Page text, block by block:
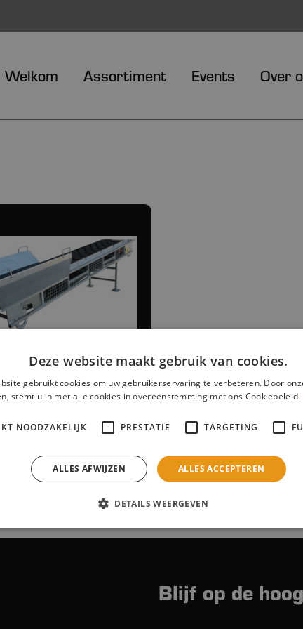
Welkom Assortiment Events Over
4,5M
aan in twee praktische lengtes: 3 meter en 4,5
en andere losse materialen.
Blijf op de
Deze website maakt gebruik van cookies.
gebruikt cookies om uw gebruikerservaring te verbeteren. Door
stemt u in met alle cookies in overeenstemming met ons Cookiebeleid.
NOODZAKELIJK PRESTATIE TARGETING
ALLES ACCEPTEREN
ALLES AFWIJZEN
DETAILS WEERGEVEN